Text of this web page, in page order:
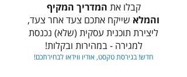
קבלו את המדריך המקיף
והמלא שייקח אתכם צעד אחר צעד,
ליצירת תוכנית עסקית (שלא) נכנסת
למגירה - במהירות ובקלות!
חדש! בגירסת טקסט, אודיו ווידאו לבחירתכם!